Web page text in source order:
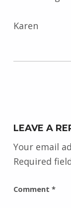
Karen
LEAVE A
Your email
Required
Comment *